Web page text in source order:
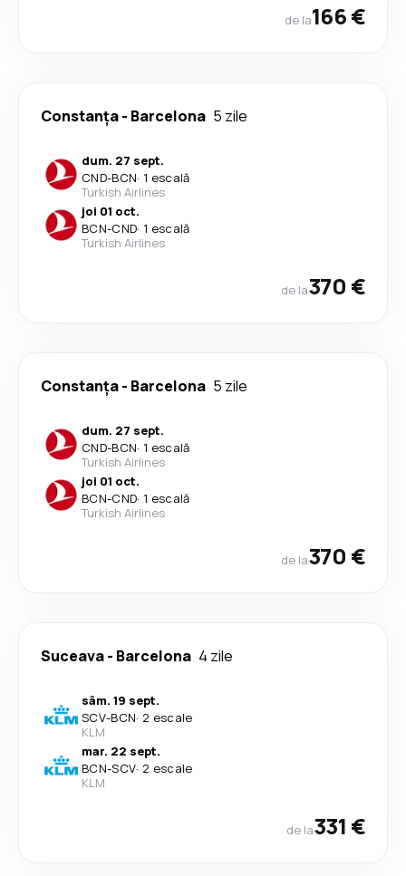
de la166 €
Constanța- Barcelona 5 zile
dum. 27 sept.
CND-BCN· 1 escală
Turkish Airlines
joi 01 oct.
BCN-CND· 1 escală
Turkish Airlines
de la370 €
Constanța- Barcelona 5 zile
dum. 27 sept.
CND-BCN· 1 escală
Turkish Airlines
joi 01 oct.
BCN-CND· 1 escală
Turkish Airlines
de la370 €
Suceava- Barcelona 4 zile
sâm. 19 sept.
SCV-BCN· 2 escale
KLM
mar. 22 sept.
BCN-SCV· 2 escale
KLM
de la331 €